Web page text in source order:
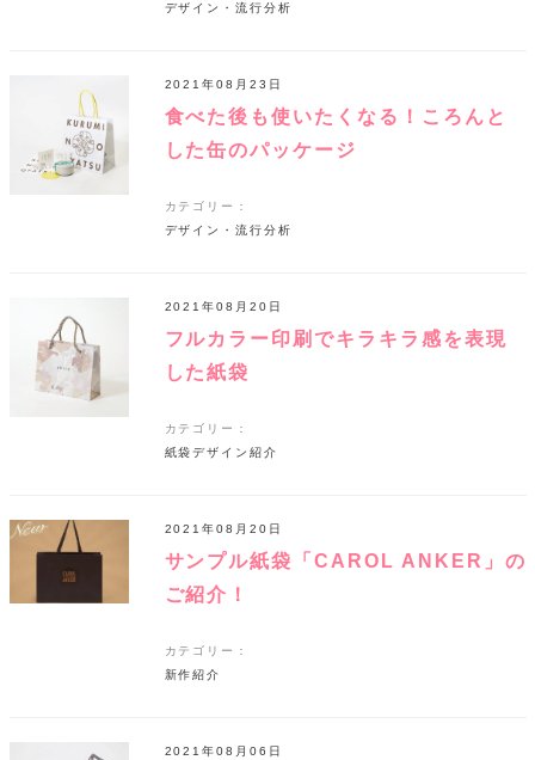
デザイン・流行分析
食べた後も使いたくなる！ころんと
した缶のパッケージ
2021年08月23日
カテゴリー：
デザイン・流行分析
フルカラー印刷でキラキラ感を表現
した紙袋
2021年08月20日
カテゴリー：
紙袋デザイン紹介
サンプル紙袋「CAROL ANKER」の
ご紹介！
2021年08月20日
カテゴリー：
新作紹介
2021年08月06日